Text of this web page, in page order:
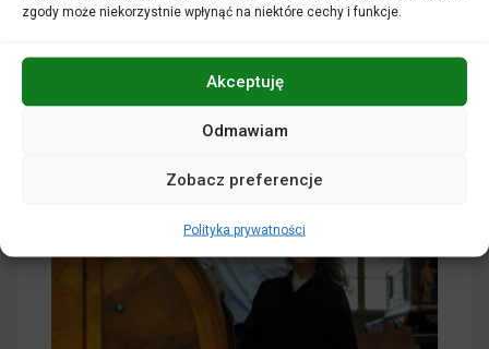
zgody może niekorzystnie wpłynąć na niektóre cechy i funkcje.
Akceptuję
Odmawiam
Zobacz preferencje
Polityka prywatności